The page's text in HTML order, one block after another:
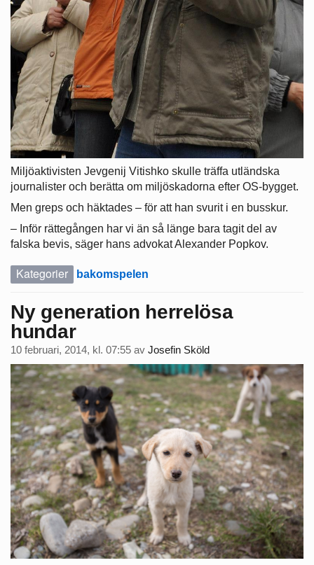
Miljöaktivisten Jevgenij Vitishko skulle träffa utländska
journalister och berätta om miljöskadorna efter OS-bygget.
Men greps och häktades – för att han svurit i en busskur.
– Inför rättegången har vi än så länge bara tagit del av
falska bevis, säger hans advokat Alexander Popkov.
Kategorier bakomspelen
Ny generation herrelösa
hundar
10 februari, 2014, kl. 07:55 av Josefin Sköld